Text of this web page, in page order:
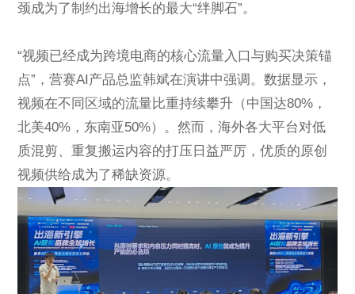
颈成为了制约出海增长的最大“绊脚石”。
“视频已经成为跨境电商的核心流量入口与购买决策锚
点”，营赛AI产品总监韩斌在演讲中强调。数据显示，
视频在不同区域的流量比重持续攀升（中国达80%，
北美40%，东南亚50%）。然而，海外各大平台对低
质混剪、重复搬运内容的打压日益严厉，优质的原创
视频供给成为了稀缺资源。